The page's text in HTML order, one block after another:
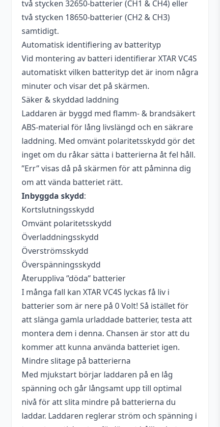
två stycken 32650-batterier (CH1 & CH4) eller
två stycken 18650-batterier (CH2 & CH3)
samtidigt.
Automatisk identifiering av batterityp
Vid montering av batteri identifierar XTAR VC4S
automatiskt vilken batterityp det är inom några
minuter och visar det på skärmen.
Säker & skyddad laddning
Laddaren är byggd med flamm- & brandsäkert
ABS-material för lång livslängd och en säkrare
laddning. Med omvänt polaritetsskydd gör det
inget om du råkar sätta i batterierna åt fel håll.
”Err” visas då på skärmen för att påminna dig
om att vända batteriet rätt.
Inbyggda skydd:
Kortslutningsskydd
Omvänt polaritetsskydd
Överladdningsskydd
Överströmsskydd
Överspänningsskydd
Återuppliva ”döda” batterier
I många fall kan XTAR VC4S lyckas få liv i
batterier som är nere på 0 Volt! Så istället för
att slänga gamla urladdade batterier, testa att
montera dem i denna. Chansen är stor att du
kommer att kunna använda batteriet igen.
Mindre slitage på batterierna
Med mjukstart börjar laddaren på en låg
spänning och går långsamt upp till optimal
nivå för att slita mindre på batterierna du
laddar. Laddaren reglerar ström och spänning i